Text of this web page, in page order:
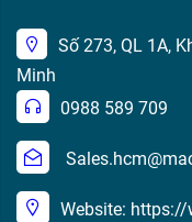
Số 273, QL 1A,
Minh
0988 589 709
Website: